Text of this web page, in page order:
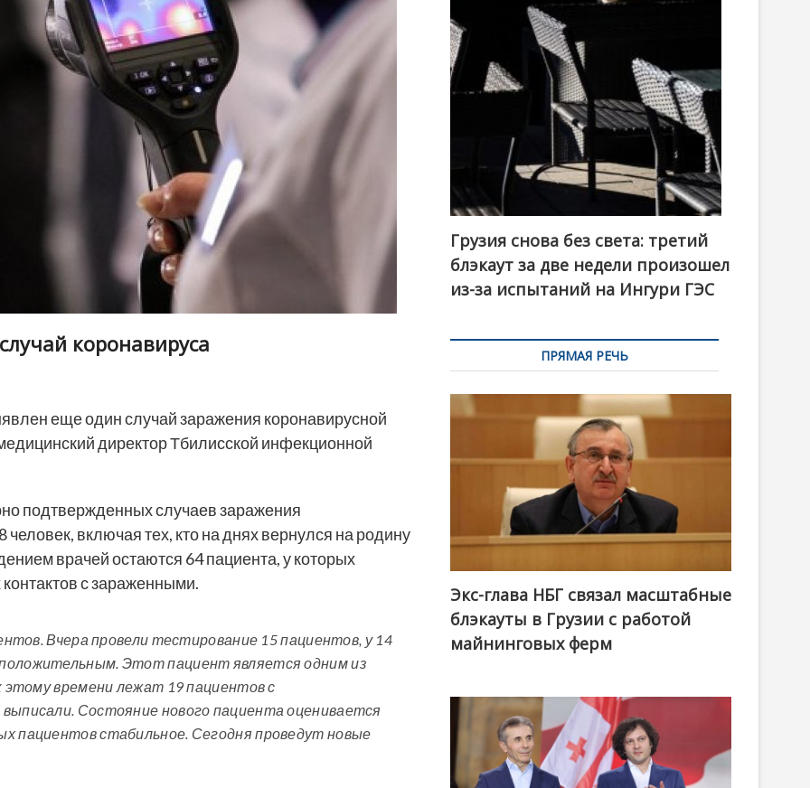
коронавируса
еще один случай заражения коронавирусной
директор Тбилисской инфекционной
подтвержденных случаев заражения
включая тех, кто на днях вернулся на родину
врачей остаются 64 пациента, у которых
с зараженными.
Вчера провели тестирование 15 пациентов, у 14
Этот пациент является одним из
этому времени лежат 19 пациентов с
Состояние нового пациента оценивается
пациентов стабильное. Сегодня проведут новые
Грузия снова без света: третий
блэкаут за две недели произошел
из-за испытаний на Ингури ГЭС
ПРЯМАЯ РЕЧЬ
Экс-глава НБГ связал масштабные
блэкауты в Грузии с работой
майнинговых ферм